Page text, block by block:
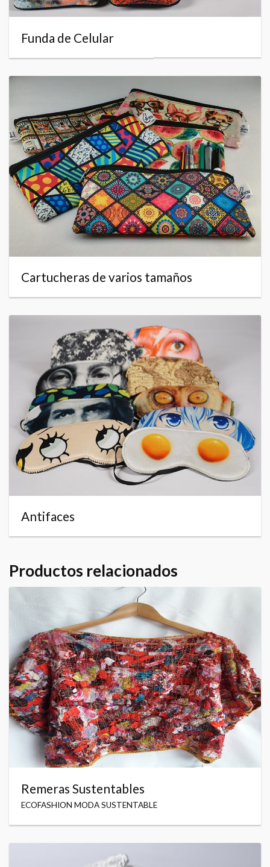
Funda de Celular
Cartucheras de varios tamaños
Antifaces
Productos relacionados
Remeras Sustentables
ECOFASHION MODA SUSTENTABLE